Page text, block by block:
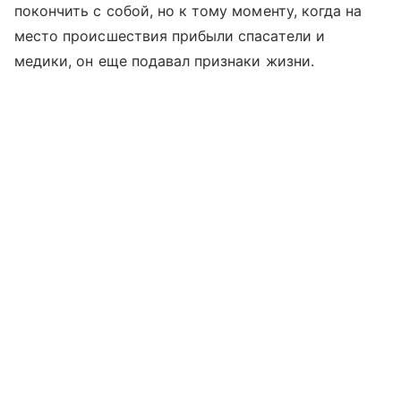
покончить с собой, но к тому моменту, когда на
место происшествия прибыли спасатели и
медики, он еще подавал признаки жизни.